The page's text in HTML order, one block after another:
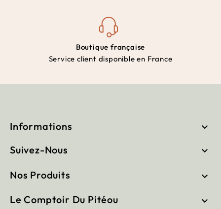
Boutique française
Service client disponible en France
Informations 
Suivez-Nous 
Nos Produits 
Le Comptoir Du Pitéou 